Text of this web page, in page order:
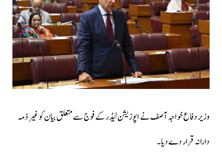
وزیر دفاع خواجہ آصف نے اپوزیشن لیڈر کے فوج سے متعلق بیان کو غیر ذمہ
دارانہ قرار دے دیا۔